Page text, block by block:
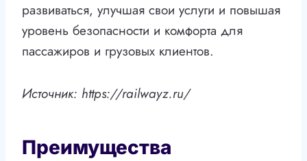
развиваться, улучшая свои услуги и повышая
уровень безопасности и комфорта для
пассажиров и грузовых клиентов.
Источник: https://railwayz.ru/
Преимущества